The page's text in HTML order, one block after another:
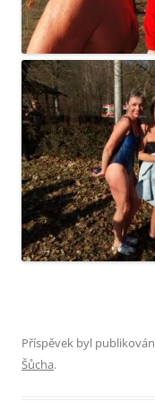
Příspěvek byl publikován
Šůcha.